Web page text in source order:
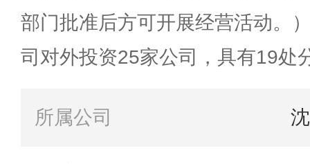
部门批准后方可开展经营活动。
司对外投资25家公司，具有19处
所属公司